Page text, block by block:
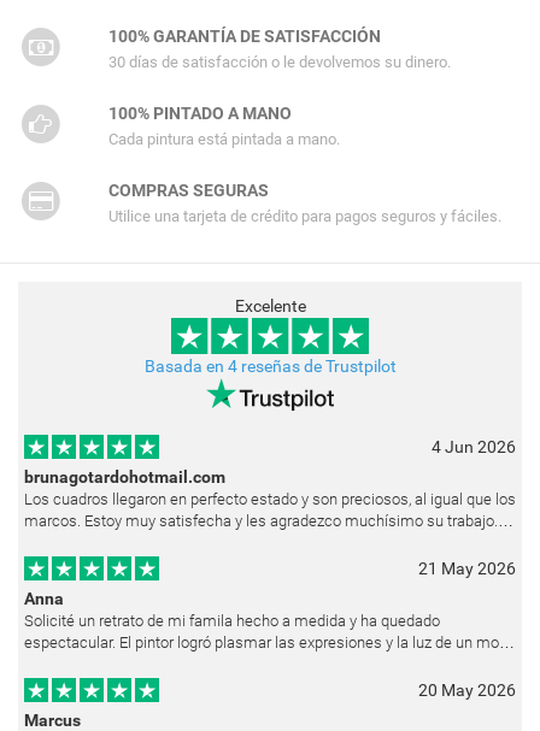
100% GARANTÍA DE SATISFACCIÓN
30 días de satisfacción o le devolvemos su dinero.
100% PINTADO A MANO
Cada pintura está pintada a mano.
COMPRAS SEGURAS
Utilice una tarjeta de crédito para pagos seguros y fáciles.
Excelente
Basada en 4 reseñas de Trustpilot
4 Jun 2026
brunagotardohotmail.com
Los cuadros llegaron en perfecto estado y son preciosos, al igual que los
marcos. Estoy muy satisfecha y les agradezco muchísimo su trabajo.
21 May 2026
Anna
Solicité un retrato de mi famila hecho a medida y ha quedado
espectacular. El pintor logró plasmar las expresiones y la luz de un modo
20 May 2026
Marcus